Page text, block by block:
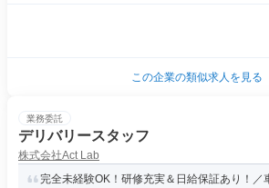
この企業の類似求人を見る
業務委託
デリバリースタッフ
株式会社Act Lab
完全未経験OK！研修充実＆日給保証あり！／